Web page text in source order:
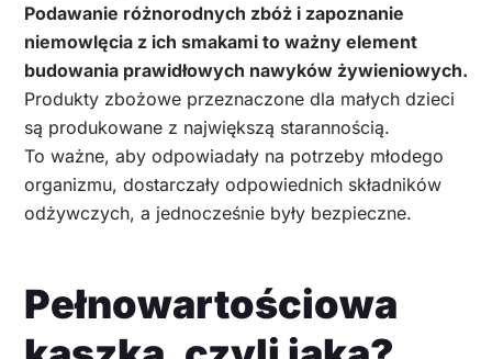
Podawanie różnorodnych zbóż i zapoznanie
niemowlęcia z ich smakami to ważny element
budowania prawidłowych nawyków żywieniowych.
Produkty zbożowe przeznaczone dla małych dzieci
są produkowane z największą starannością.
To ważne, aby odpowiadały na potrzeby młodego
organizmu, dostarczały odpowiednich składników
odżywczych, a jednocześnie były bezpieczne.
Pełnowartościowa